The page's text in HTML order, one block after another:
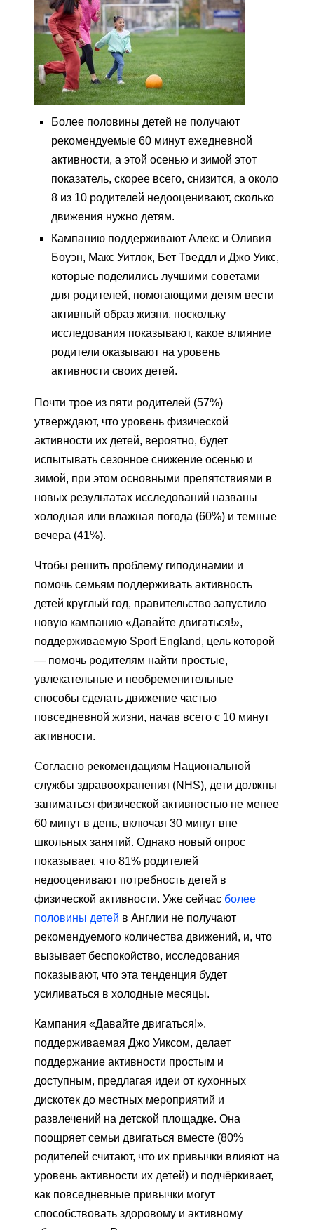
Более половины детей не получают
рекомендуемые 60 минут ежедневной
активности, а этой осенью и зимой этот
показатель, скорее всего, снизится, а около
8 из 10 родителей недооценивают, сколько
движения нужно детям.
Кампанию поддерживают Алекс и Оливия
Боуэн, Макс Уитлок, Бет Тведдл и Джо Уикс,
которые поделились лучшими советами
для родителей, помогающими детям вести
активный образ жизни, поскольку
исследования показывают, какое влияние
родители оказывают на уровень
активности своих детей.
Почти трое из пяти родителей (57%)
утверждают, что уровень физической
активности их детей, вероятно, будет
испытывать сезонное снижение осенью и
зимой, при этом основными препятствиями в
новых результатах исследований названы
холодная или влажная погода (60%) и темные
вечера (41%).
Чтобы решить проблему гиподинамии и
помочь семьям поддерживать активность
детей круглый год, правительство запустило
новую кампанию «Давайте двигаться!»,
поддерживаемую Sport England, цель которой
— помочь родителям найти простые,
увлекательные и необременительные
способы сделать движение частью
повседневной жизни, начав всего с 10 минут
активности.
Согласно рекомендациям Национальной
службы здравоохранения (NHS), дети должны
заниматься физической активностью не менее
60 минут в день, включая 30 минут вне
школьных занятий. Однако новый опрос
показывает, что 81% родителей
недооценивают потребность детей в
физической активности. Уже сейчас более
половины детей в Англии не получают
рекомендуемого количества движений, и, что
вызывает беспокойство, исследования
показывают, что эта тенденция будет
усиливаться в холодные месяцы.
Кампания «Давайте двигаться!»,
поддерживаемая Джо Уиксом, делает
поддержание активности простым и
доступным, предлагая идеи от кухонных
дискотек до местных мероприятий и
развлечений на детской площадке. Она
поощряет семьи двигаться вместе (80%
родителей считают, что их привычки влияют на
уровень активности их детей) и подчёркивает,
как повседневные привычки могут
способствовать здоровому и активному